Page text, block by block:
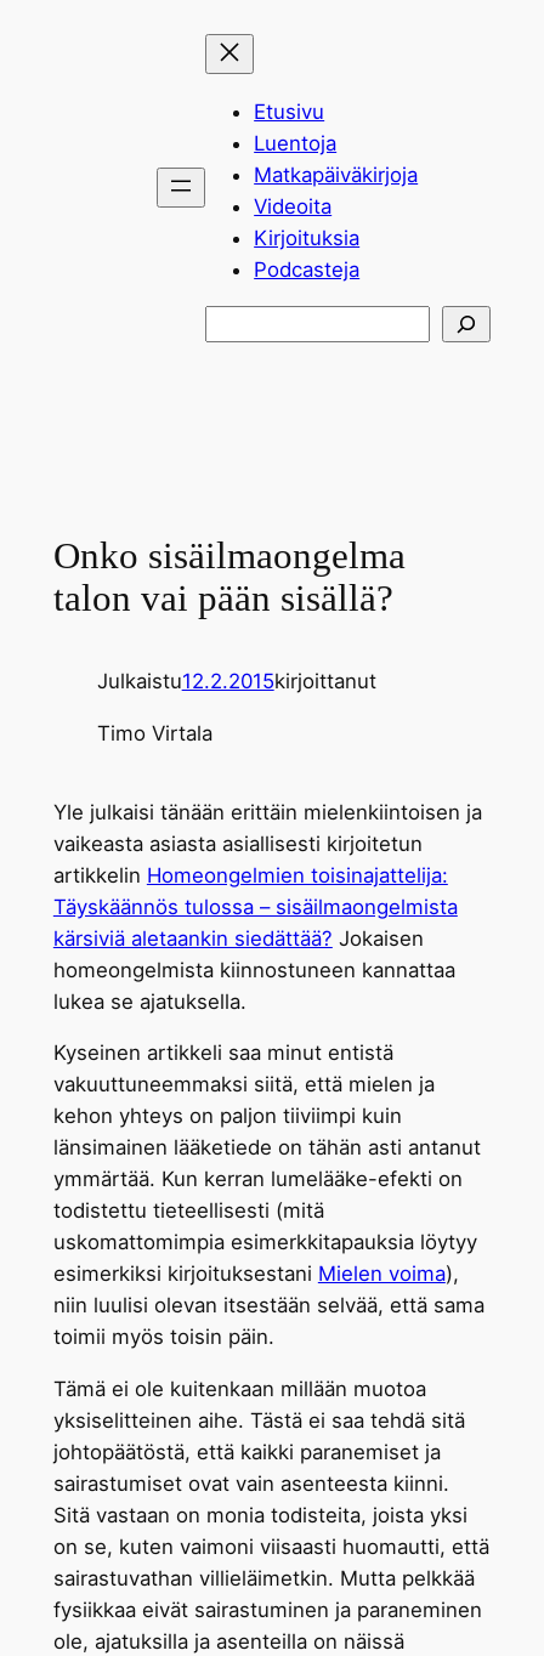
Etusivu
Luentoja
Matkapäiväkirjoja
Videoita
Kirjoituksia
Podcasteja
Onko sisäilmaongelma
talon vai pään sisällä?
Julkaistu12.2.2015kirjoittanut
Timo Virtala
Yle julkaisi tänään erittäin mielenkiintoisen ja
vaikeasta asiasta asiallisesti kirjoitetun
artikkelin Homeongelmien toisinajattelija:
Täyskäännös tulossa – sisäilmaongelmista
kärsiviä aletaankin siedättää? Jokaisen
homeongelmista kiinnostuneen kannattaa
lukea se ajatuksella.
Kyseinen artikkeli saa minut entistä
vakuuttuneemmaksi siitä, että mielen ja
kehon yhteys on paljon tiiviimpi kuin
länsimainen lääketiede on tähän asti antanut
ymmärtää. Kun kerran lumelääke-efekti on
todistettu tieteellisesti (mitä
uskomattomimpia esimerkkitapauksia löytyy
esimerkiksi kirjoituksestani Mielen voima),
niin luulisi olevan itsestään selvää, että sama
toimii myös toisin päin.
Tämä ei ole kuitenkaan millään muotoa
yksiselitteinen aihe. Tästä ei saa tehdä sitä
johtopäätöstä, että kaikki paranemiset ja
sairastumiset ovat vain asenteesta kiinni.
Sitä vastaan on monia todisteita, joista yksi
on se, kuten vaimoni viisaasti huomautti, että
sairastuvathan villieläimetkin. Mutta pelkkää
fysiikkaa eivät sairastuminen ja paraneminen
ole, ajatuksilla ja asenteilla on näissä